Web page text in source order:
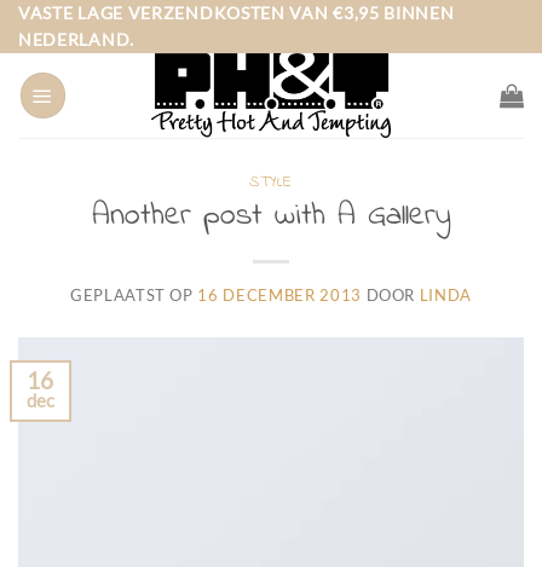
Ga
naar
inhoud
VASTE LAGE VERZENDKOSTEN VAN €3,95 BINNEN
NEDERLAND.
STYLE
Another post with A Gallery
GEPLAATST OP 16 DECEMBER 2013 DOOR LINDA
16
dec